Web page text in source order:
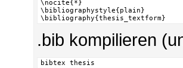
\nocite{*}
\bibliographystyle{plain}
\bibliography{thesis_textform}
.bib kompilieren
bibtex thesis